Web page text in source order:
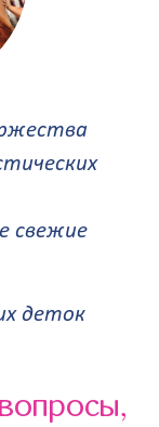
свежие
деток